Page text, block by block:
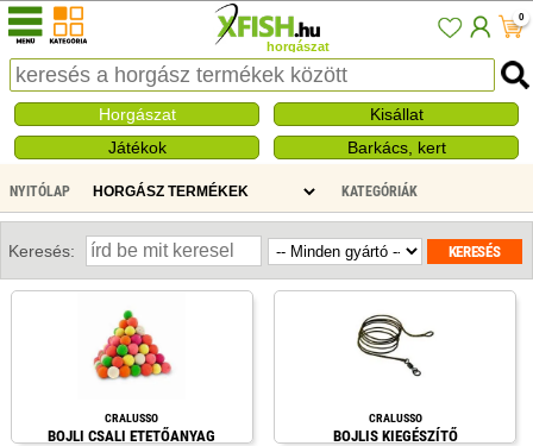
horgászat
0
Horgászat
Kisállat
Játékok
Barkács, kert
NYITÓLAP KATEGÓRIÁK
CRALUSSO HORGÁSZ TERMÉKEK
Keresés:
CRALUSSO
BOJLI CSALI ETETŐANYAG
CRALUSSO
BOJLIS KIEGÉSZÍTŐ